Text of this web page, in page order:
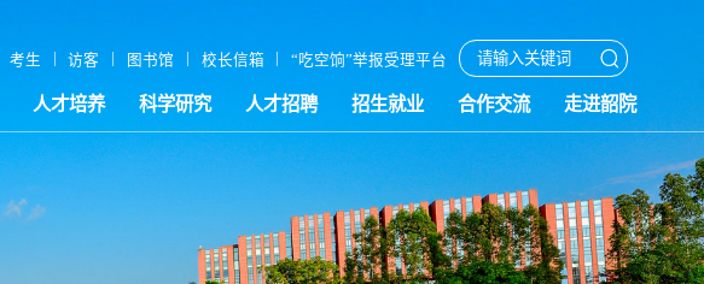
考生 | 访客 | 图书馆 | 校长信箱 | “吃空饷”举报受理平台
人才培养 科学研究 人才招聘 招生就业 合作交流 走进韶院